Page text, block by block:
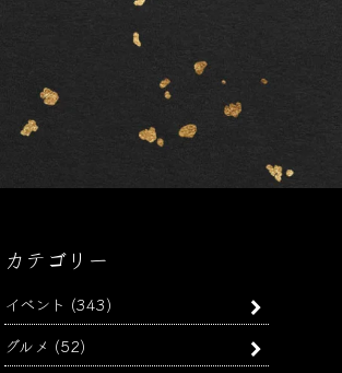
カテゴリー
イベント (343)
グルメ (52)